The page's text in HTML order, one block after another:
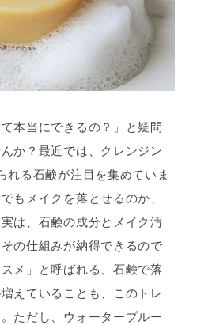
本当にできるの？」と疑問
か？最近では、クレンジン
れる石鹸が注目を集めていま
もメイクを落とせるのか、
は、石鹸の成分とメイク汚
の仕組みが納得できるので
メ」と呼ばれる、石鹸で落
えていることも、このトレ
ただし、ウォータープルー